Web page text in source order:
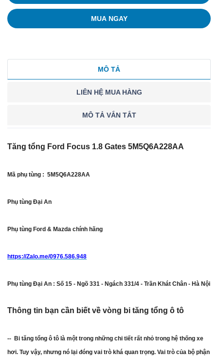
MUA NGAY
MÔ TẢ
LIÊN HỆ MUA HÀNG
MÔ TẢ VẮN TẮT
Tăng tổng Ford Focus 1.8 Gates 5M5Q6A228AA
Mã phụ tùng : 5M5Q6A228AA
Phụ tùng Đại An
Phụ tùng Ford & Mazda chính hãng
https://Zalo.me/0976.586.948
Phụ tùng Đại An : Số 15 - Ngõ 331 - Ngách 331/4 - Trần Khát Chân - Hà Nội
Thông tin bạn cần biết về vòng bi tăng tổng ô tô
-- Bi tăng tổng ô tô là một trong những chi tiết rất nhỏ trong hệ thống xe
hơi. Tuy vậy, nhưng nó lại đóng vai trò khá quan trọng. Vai trò của bộ phận